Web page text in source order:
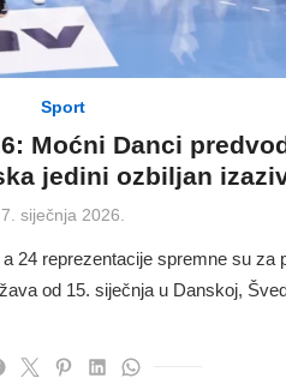
Sport
Moćni Danci
jedini ozbiljan
Posted
7. siječnja 2026.
24 reprezentacije spremne su za
od 15. siječnja u Danskoj,